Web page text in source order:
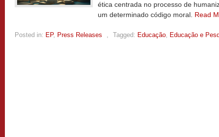
ética centrada no processo de
um determinado código moral. Read
Posted in: EP, Press Releases , Tagged: Educação, Educação e